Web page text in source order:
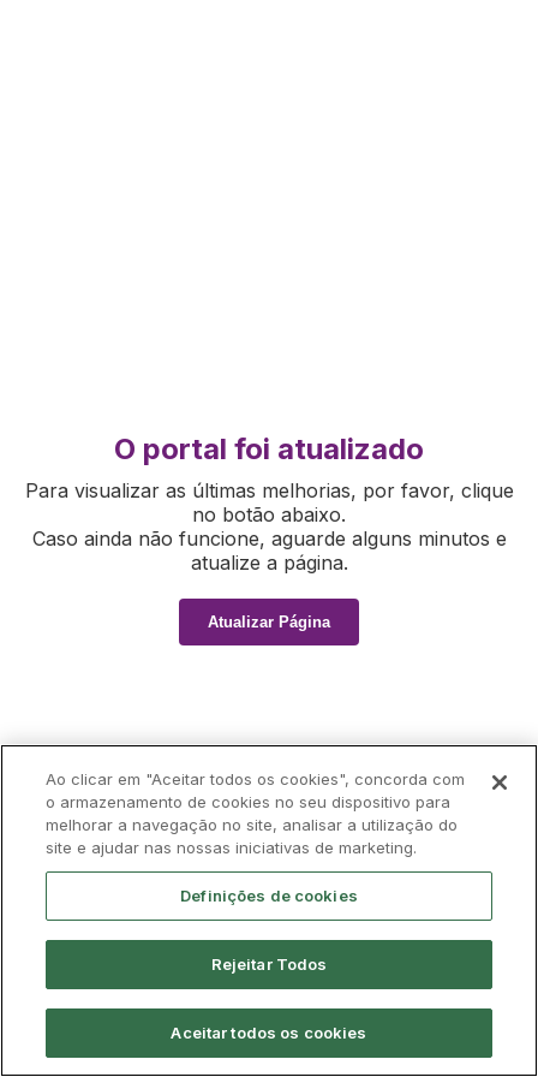
O portal foi atualizado
Para visualizar as últimas melhorias, por favor, clique
no botão abaixo.
Caso ainda não funcione, aguarde alguns minutos e
atualize a página.
Atualizar Página
Ao clicar em "Aceitar todos os cookies", concorda com
o armazenamento de cookies no seu dispositivo para
melhorar a navegação no site, analisar a utilização do
site e ajudar nas nossas iniciativas de marketing.
Definições de cookies
Rejeitar Todos
Aceitar todos os cookies